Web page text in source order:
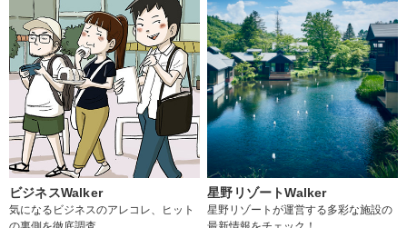
ビジネスWalker
気になるビジネスのアレコレ、ヒット
星野リゾートWalker
星野リゾートが運営する多彩な施設の